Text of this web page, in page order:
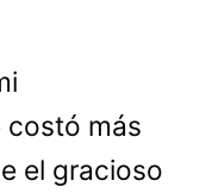
costó más
el gracioso